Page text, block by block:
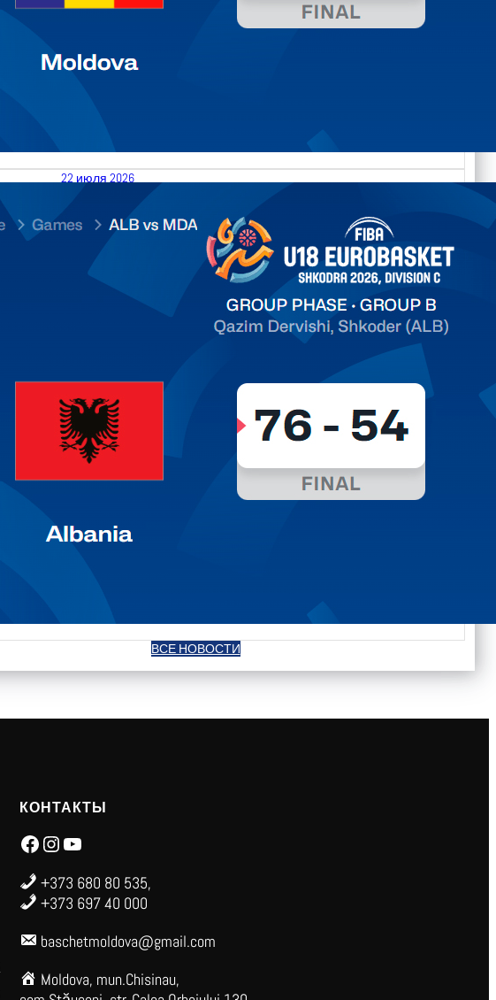
22 июля 2026
23.07.2026 Albania vs Moldova FIBA U18 EuroBasket 2026,
Division C
КалендарьТаблица Выберите Обзор Статистика Матч сыгран 0
Читать далее
ВСЕ НОВОСТИ
КОНТАКТЫ
Facebook Instagram YouTube
+373 680 80 535,
+373 697 40 000
baschetmoldova@gmail.com
Moldova, mun.Chisinau,